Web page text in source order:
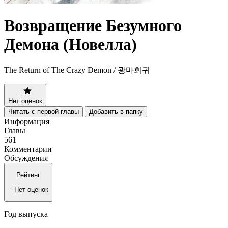
Возвращение Безумного
Демона (Новелла)
The Return of The Crazy Demon / 광마회귀
--
Нет оценок
Читать с первой главы
Добавить в папку
Информация
Главы
561
Комментарии
Обсуждения
Рейтинг
-- Нет оценок
Год выпуска